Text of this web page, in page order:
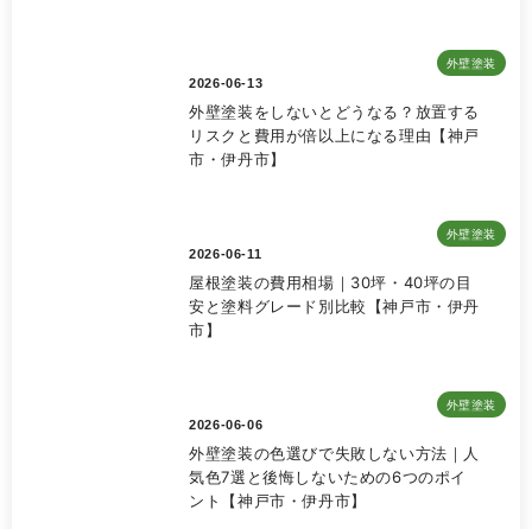
外壁塗装
2026-06-13
外壁塗装をしないとどうなる？放置する
リスクと費用が倍以上になる理由【神戸
市・伊丹市】
外壁塗装
2026-06-11
屋根塗装の費用相場｜30坪・40坪の目
安と塗料グレード別比較【神戸市・伊丹
市】
外壁塗装
2026-06-06
外壁塗装の色選びで失敗しない方法｜人
気色7選と後悔しないための6つのポイ
ント【神戸市・伊丹市】